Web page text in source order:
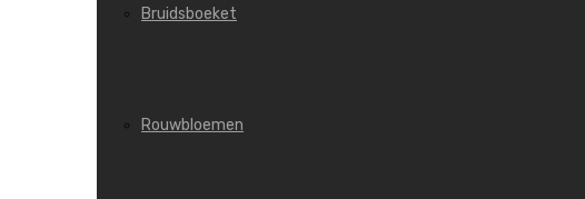
Bruidsboeket
Rouwbloemen